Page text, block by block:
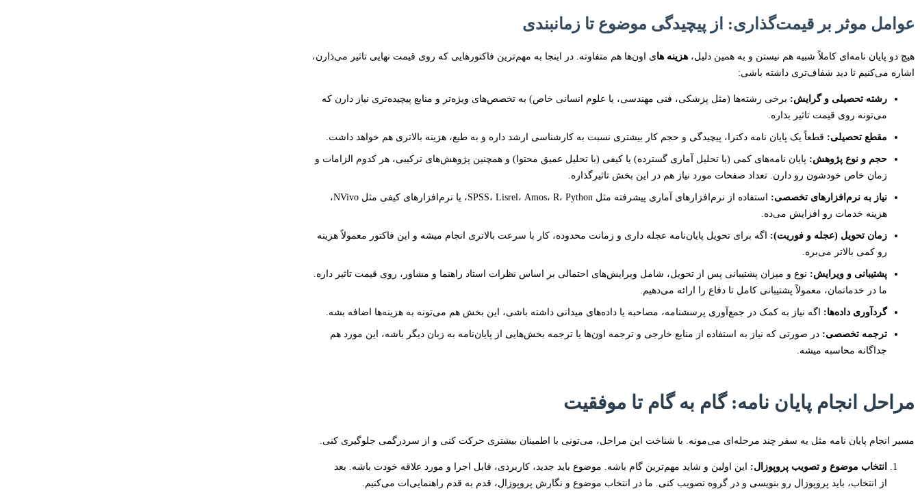
عوامل موثر بر قیمت‌گذاری: از پیچیدگی موضوع تا زمانبندی
هیچ دو پایان نامه‌ای کاملاً شبیه هم نیستن و به همین دلیل، هزینه های اون‌ها هم متفاوته. در اینجا به مهم‌ترین فاکتورهایی که روی قیمت نهایی تاثیر می‌ذارن،
اشاره می‌کنیم تا دید شفاف‌تری داشته باشی:
رشته تحصیلی و گرایش: برخی رشته‌ها (مثل پزشکی، فنی مهندسی، یا علوم انسانی خاص) به تخصص‌های ویژه‌تر و منابع پیچیده‌تری نیاز دارن که
می‌تونه روی قیمت تاثیر بذاره.
مقطع تحصیلی: قطعاً یک پایان نامه دکترا، پیچیدگی و حجم کار بیشتری نسبت به کارشناسی ارشد داره و به طبع، هزینه بالاتری هم خواهد داشت.
حجم و نوع پژوهش: پایان نامه‌های کمی (با تحلیل آماری گسترده) یا کیفی (با تحلیل عمیق محتوا) و همچنین پژوهش‌های ترکیبی، هر کدوم الزامات و
زمان خاص خودشون رو دارن. تعداد صفحات مورد نیاز هم در این بخش تاثیرگذاره.
نیاز به نرم‌افزارهای تخصصی:
استفاده از نرم‌افزارهای آماری پیشرفته مثل SPSS، Lisrel، Amos، R، Python، یا نرم‌افزارهای کیفی مثل NVivo،
هزینه خدمات رو افزایش می‌ده.
زمان تحویل (عجله و فوریت): اگه برای تحویل پایان‌نامه عجله داری و زمانت محدوده، کار با سرعت بالاتری انجام میشه و این فاکتور معمولاً هزینه
رو کمی بالاتر می‌بره.
پشتیبانی و ویرایش: نوع و میزان پشتیبانی پس از تحویل، شامل ویرایش‌های احتمالی بر اساس نظرات استاد راهنما و مشاور، روی قیمت تاثیر داره.
ما در خدماتمان، معمولاً پشتیبانی کامل تا دفاع را ارائه می‌دهیم.
گردآوری داده‌ها: اگه نیاز به کمک در جمع‌آوری پرسشنامه، مصاحبه یا داده‌های میدانی داشته باشی، این بخش هم می‌تونه به هزینه‌ها اضافه بشه.
ترجمه تخصصی: در صورتی که نیاز به استفاده از منابع خارجی و ترجمه اون‌ها یا ترجمه بخش‌هایی از پایان‌نامه به زبان دیگر باشه، این مورد هم
جداگانه محاسبه میشه.
مراحل انجام پایان نامه: گام به گام تا موفقیت
مسیر انجام پایان نامه مثل یه سفر چند مرحله‌ای می‌مونه. با شناخت این مراحل، می‌تونی با اطمینان بیشتری حرکت کنی و از سردرگمی جلوگیری کنی.
انتخاب موضوع و تصویب پروپوزال: این اولین و شاید مهم‌ترین گام باشه. موضوع باید جدید، کاربردی، قابل اجرا و مورد علاقه خودت باشه. بعد
از انتخاب، باید پروپوزال رو بنویسی و در گروه تصویب کنی. ما در انتخاب موضوع و نگارش پروپوزال، قدم به قدم راهنمایی‌ات می‌کنیم.